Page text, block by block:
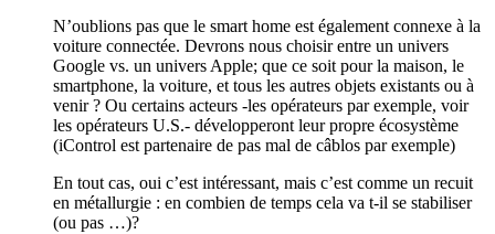
N’oublions pas que le smart home est également connexe à la
voiture connectée. Devrons nous choisir entre un univers
Google vs. un univers Apple; que ce soit pour la maison, le
smartphone, la voiture, et tous les autres objets existants ou à
venir ? Ou certains acteurs -les opérateurs par exemple, voir
les opérateurs U.S.- développeront leur propre écosystème
(iControl est partenaire de pas mal de câblos par exemple)
En tout cas, oui c’est intéressant, mais c’est comme un recuit
en métallurgie : en combien de temps cela va t-il se stabiliser
(ou pas …)?